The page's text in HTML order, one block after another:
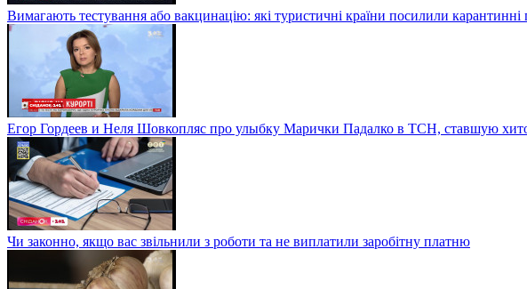
Вимагають тестування або вакцинацію: які туристичні країни посилили карантинні
Егор Гордеев и Неля Шовкопляс про улыбку Марички Падалко в ТСН, ставшую
Чи законно, якщо вас звільнили з роботи та не виплатили заробітну платню